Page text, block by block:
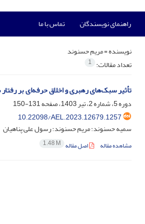
راهنمای نویسندگان تماس با ما
نویسنده =مریم حسنوند
تعداد مقالات: 1
تأثیر سبک‌های رهبری و اخلاق حرفه‌ای بر
دوره 5، شماره 2، تیر 1403، صفحه
131-150
10.22098/AEL.2023.12679.1257
سمیه حسنوند؛ مریم حسنوند؛ رسول علی پناهیان
مشاهده مقاله اصل مقاله 1.48 M